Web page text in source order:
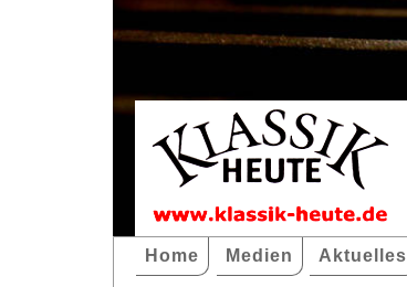
Home Medien Aktuelles